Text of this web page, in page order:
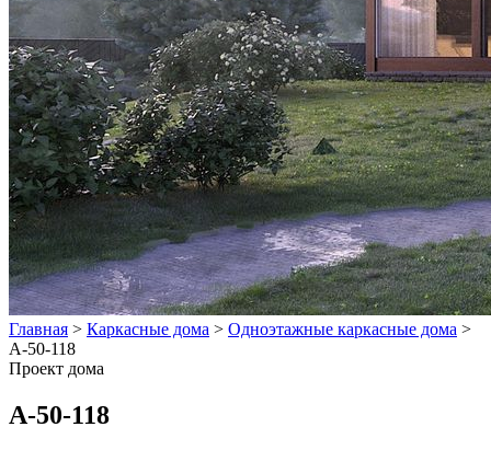
Главная > Каркасные дома > Одноэтажные каркасные дома >
А-50-118
Проект дома
А-50-118